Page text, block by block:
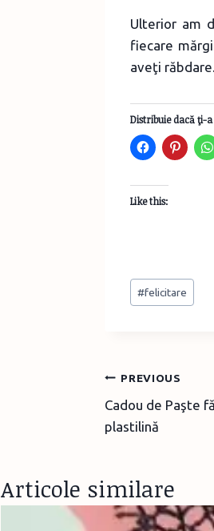
Ulterior am
fiecare
aveţi răbdare.
Distribuie dacă ţi-
Like this:
Post
Tags:
#felicitare
Post
PREVIOUS
Cadou de Paşte
plastilină
Articole similare